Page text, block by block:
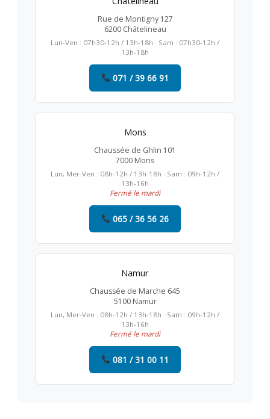
Rue de Montigny 127
6200 Châtelineau
Lun-Ven : 07h30-12h / 13h-18h · Sam : 07h30-12h /
13h-18h
071 / 39 66 91
Mons
Chaussée de Ghlin 101
7000 Mons
Lun, Mer-Ven : 08h-12h / 13h-18h · Sam : 09h-12h /
13h-16h
Fermé le mardi
065 / 36 56 26
Namur
Chaussée de Marche 645
5100 Namur
Lun, Mer-Ven : 08h-12h / 13h-18h · Sam : 09h-12h /
13h-16h
Fermé le mardi
081 / 31 00 11